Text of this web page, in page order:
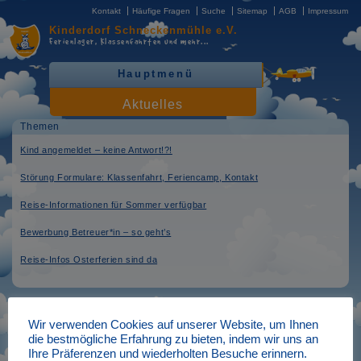
KinderdorfSchneckenmühle e.V.
Ferienlager, Klassenfahrten und mehr...
Hauptmenü
Aktuelles
Kontakt Häufige Fragen Suche Sitemap AGB Impressum
Themen
Kind angemeldet – keine Antwort!?!
Störung Formulare: Klassenfahrt, Feriencamp, Kontakt
Reise-Informationen für Sommer verfügbar
Bewerbung Betreuer*in – so geht’s
Reise-Infos Osterferien sind da
Schnee in Schnecke – 1. Woche
Osterferien fast voll
Wir verwenden Cookies auf unserer Website, um Ihnen
die bestmögliche Erfahrung zu bieten, indem wir uns an
Ihre Präferenzen und wiederholten Besuche erinnern.